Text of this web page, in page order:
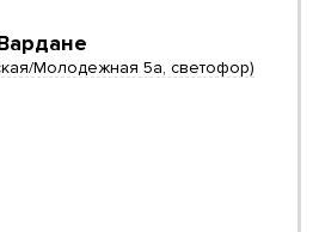
Молодежная 5а, светофор)